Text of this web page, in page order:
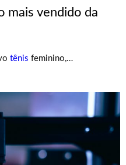
mais vendido da
tênis feminino,…